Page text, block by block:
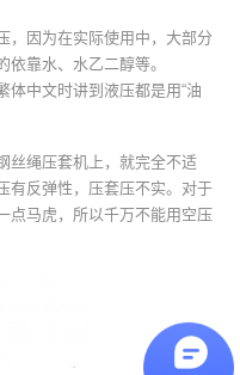
，因为在实际使用中，大部分
靠水、水乙二醇等。
体中文时讲到液压都是用“油
丝绳压套机上，就完全不适
有反弹性，压套压不实。对于
点马虎，所以千万不能用空压